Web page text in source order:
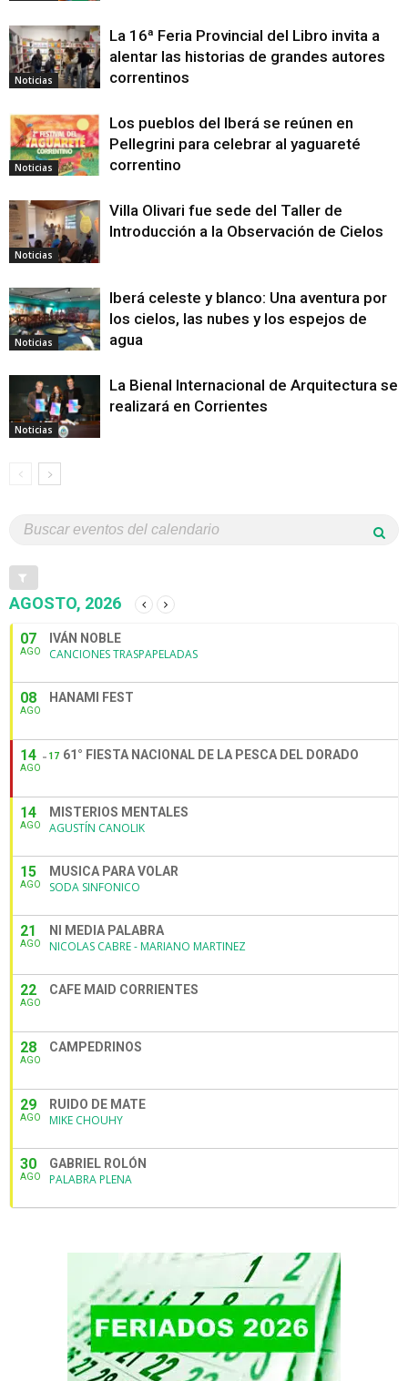
Noticias
La 16ª Feria Provincial del Libro invita a
alentar las historias de grandes autores
correntinos
Noticias
Los pueblos del Iberá se reúnen en
Pellegrini para celebrar al yaguareté
correntino
Noticias
Villa Olivari fue sede del Taller de
Introducción a la Observación de Cielos
Noticias
Iberá celeste y blanco: Una aventura por
los cielos, las nubes y los espejos de
agua
Noticias
La Bienal Internacional de Arquitectura se
realizará en Corrientes
AGOSTO, 2026
07
AGO
IVÁN NOBLE
CANCIONES TRASPAPELADAS
08
AGO
HANAMI FEST
14
AGO
17 61° FIESTA NACIONAL DE LA PESCA DEL DORADO
14
AGO
MISTERIOS MENTALES
AGUSTÍN CANOLIK
15
AGO
MUSICA PARA VOLAR
SODA SINFONICO
21
AGO
NI MEDIA PALABRA
NICOLAS CABRE - MARIANO MARTINEZ
22
AGO
CAFE MAID CORRIENTES
28
AGO
CAMPEDRINOS
29
AGO
RUIDO DE MATE
MIKE CHOUHY
30
AGO
GABRIEL ROLÓN
PALABRA PLENA